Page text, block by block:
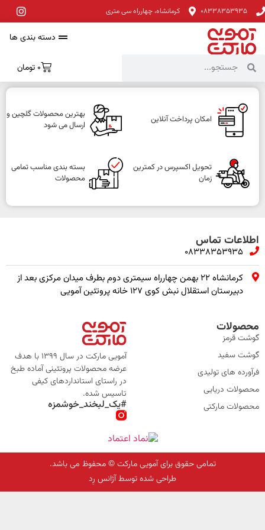
08338353935 کرمانشاه، چهارراه سی متری
دسته بندی ها
0 تومان
امکان پرداخت آنلاین
بهترین محصولات گلچین و
ارسال می شود
تحویل اکسپرس در کمترین
زمان
بسته بندی مناسب تمامی
محصولات
اطلاعات تماس
08338353935
کرمانشاه ۲۲ بهمن چهارراه سیمتری دوم بطرف میدان مرکزی بعد از
دبیرستان استقلال نبش کوی ۱۲۷ خانه پروتئین آمویی
محصولات
گوشت قرمز
گوشت سفید
فرآورده های تولیدی
محصولات دریایی
محصولات مارکتی
آمویی مارکت در سال 1399 با هدف
عرضه محصولات پروتئینی آماده طبخ
در راستای استانداردهای کیفی
تاسیس شده.
#یک_لبخند_خوشمزه
تمامی حقوق برای آمویی مارکت © محفوظ می باشد.
طراحی شده توسط آژانس رِد